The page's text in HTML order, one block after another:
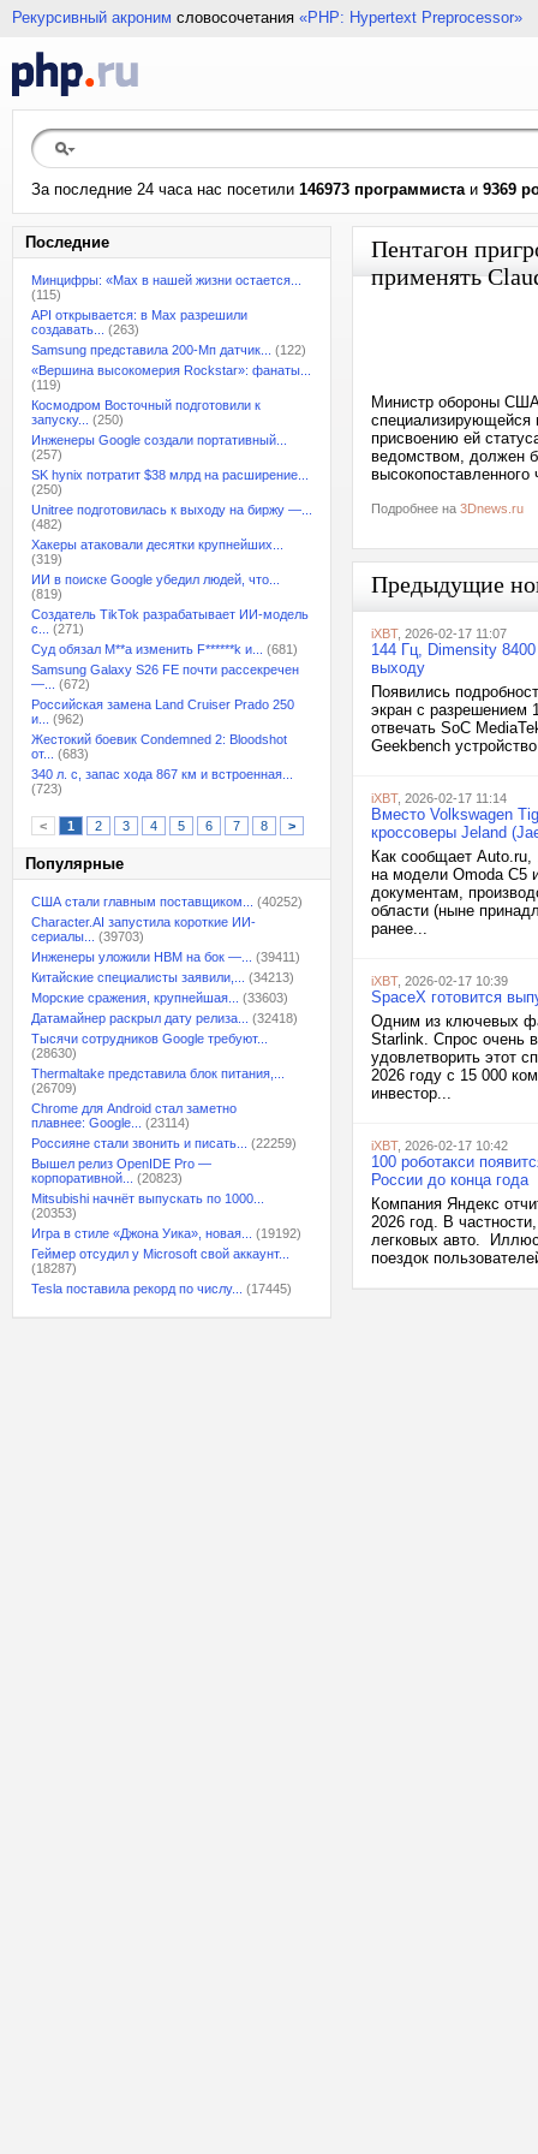
Рекурсивный акроним словосочетания «PHP: Hypertext Preprocessor»
За последние 24 часа нас посетили 146973 программистаи 9369
Последние
Минцифры: «Max в нашей жизни остается...
(115)
API открывается: в Max разрешили
создавать...
(263)
Samsung представила 200-Мп датчик...
(122)
«Вершина высокомерия Rockstar»: фанаты...
(119)
Космодром Восточный подготовили к
запуску...
(250)
Инженеры Google создали портативный...
(257)
SK hynix потратит $38 млрд на расширение...
(250)
Unitree подготовилась к выходу на биржу —...
(482)
Хакеры атаковали десятки крупнейших...
(319)
ИИ в поиске Google убедил людей, что...
(819)
Создатель TikTok разрабатывает ИИ-модель
с...
(271)
Суд обязал M**a изменить F******k и...
(681)
Samsung Galaxy S26 FE почти рассекречен
—...
(672)
Российская замена Land Cruiser Prado 250
и...
(962)
Жестокий боевик Condemned 2: Bloodshot
от...
(683)
340 л. с, запас хода 867 км и встроенная...
(723)
< 1 2 3 4 5 6 7 8 >
Популярные
США стали главным поставщиком...
(40252)
Character.AI запустила короткие ИИ-
сериалы...
(39703)
Инженеры уложили HBM на бок —...
(39411)
Китайские специалисты заявили,...
(34213)
Морские сражения, крупнейшая...
(33603)
Датамайнер раскрыл дату релиза...
(32418)
Тысячи сотрудников Google требуют...
(28630)
Thermaltake представила блок питания,...
(26709)
Chrome для Android стал заметно
плавнее: Google...
(23114)
Россияне стали звонить и писать...
(22259)
Вышел релиз OpenIDE Pro —
корпоративной...
(20823)
Mitsubishi начнёт выпускать по 1000...
(20353)
Игра в стиле «Джона Уика», новая...
(19192)
Геймер отсудил у Microsoft свой аккаунт...
(18287)
Tesla поставила рекорд по числу...
(17445)
Пентагон
применять
Министр обороны США
специализирующейся
присвоению ей
ведомством, должен
Подробнее на 3Dnews.ru
Предыдущие
iXBT, 2026-02-17 11:07
144 Гц, Dimensity
выходу
Появились
экран с разрешением
отвечать SoC
Geekbench
iXBT, 2026-02-17 11:14
Вместо Volkswagen
кроссоверы Jeland
Как сообщает
на модели Omoda C5
документам,
области (ныне
ранее...
iXBT, 2026-02-17 10:39
SpaceX готовится
Одним из ключевых
Starlink. Спрос очень
удовлетворить этот
2026 году с 15 000
инвестор...
iXBT, 2026-02-17 10:42
100 роботакси
России до конца года
Компания Яндекс
2026 год. В
легковых авто.
поездок